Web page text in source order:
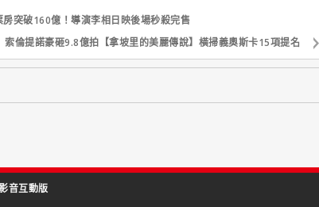
突破160億！導演李相日映後場秒殺完售
索倫提諾豪砸9.8億拍【拿坡里的美麗傳說】橫掃義奧斯卡15項提名
音互動版